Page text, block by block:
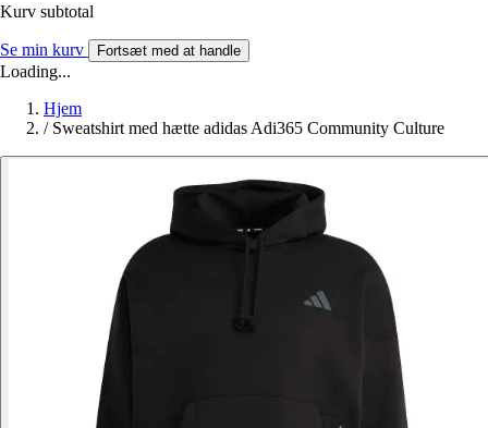
Kurv subtotal
Se min kurv Fortsæt med at handle
Loading...
Hjem
/ Sweatshirt med hætte adidas Adi365 Community Culture